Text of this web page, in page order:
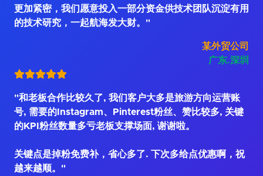
更加紧密，我们愿意投入一部分资金供技术团队沉淀有用
的技术研究，一起航海发大财。"
某外贸公司
广东.深圳
"和老板合作比较久了, 我们客户大多是旅游方向运营账
号, 需要的Instagram、Pinterest粉丝、赞比较多, 关键
的KPI粉丝数量多亏老板支撑场面, 谢谢啦。
关键点是掉粉免费补，省心多了. 下次多给点优惠啊，祝
越来越顺。"